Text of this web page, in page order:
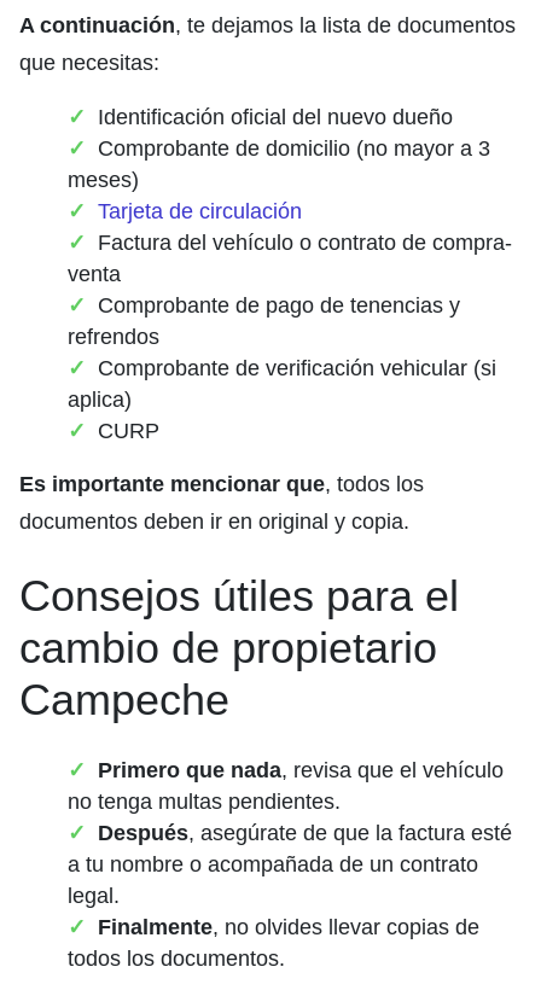
A continuación, te dejamos la lista de documentos
que necesitas:
Identificación oficial del nuevo dueño
Comprobante de domicilio (no mayor a 3
meses)
Tarjeta de circulación
Factura del vehículo o contrato de compra-
venta
Comprobante de pago de tenencias y
refrendos
Comprobante de verificación vehicular (si
aplica)
CURP
Es importante mencionar que, todos los
documentos deben ir en original y copia.
Consejos útiles para el
cambio de propietario
Campeche
Primero que nada, revisa que el vehículo
no tenga multas pendientes.
Después, asegúrate de que la factura esté
a tu nombre o acompañada de un contrato
legal.
Finalmente, no olvides llevar copias de
todos los documentos.